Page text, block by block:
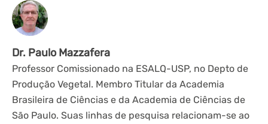
Dr. Paulo Mazzafera
Professor Comissionado na ESALQ-USP, no Depto de
Produção Vegetal. Membro Titular da Academia
Brasileira de Ciências e da Academia de Ciências de
São Paulo. Suas linhas de pesquisa relacionam-se ao